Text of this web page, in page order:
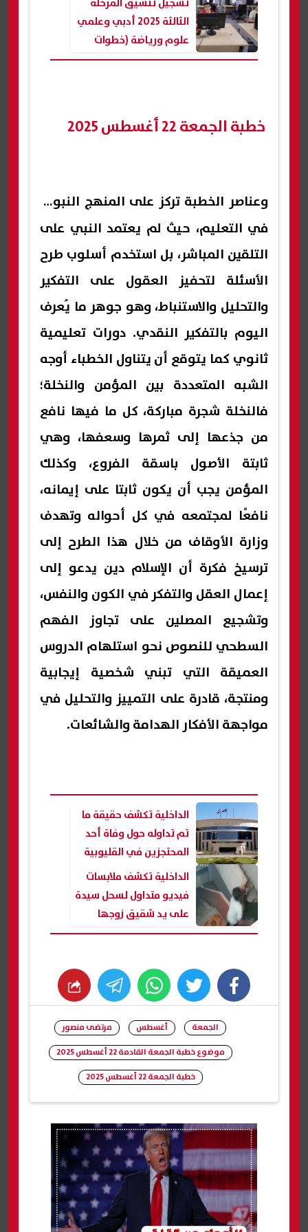
الثالثة 2025 أدبي وعلمي
علوم ورياضة (خطوات
التقديم)
خطبة الجمعة 22 أغسطس 2025
وعناصر الخطبة تركز على المنهج النبوي
في التعليم، حيث لم يعتمد النبي على
التلقين المباشر، بل استخدم أسلوب طرح
الأسئلة لتحفيز العقول على التفكير
والتحليل والاستنباط، وهو جوهر ما يُعرف
اليوم بالتفكير النقدي. دورات تعليمية
ثانوي كما يتوقع أن يتناول الخطباء أوجه
الشبه المتعددة بين المؤمن والنخلة؛
فالنخلة شجرة مباركة، كل ما فيها نافع
من جذعها إلى ثمرها وسعفها، وهي
ثابتة الأصول باسقة الفروع، وكذلك
المؤمن يجب أن يكون ثابتا على إيمانه،
نافعًا لمجتمعه في كل أحواله وتهدف
وزارة الأوقاف من خلال هذا الطرح إلى
ترسيخ فكرة أن الإسلام دين يدعو إلى
إعمال العقل والتفكر في الكون والنفس،
وتشجيع المصلين على تجاوز الفهم
السطحي للنصوص نحو استلهام الدروس
العميقة التي تبني شخصية إيجابية
ومنتجة، قادرة على التمييز والتحليل في
مواجهة الأفكار الهدامة والشائعات.
الداخلية تكشف حقيقة ما
تم تداوله حول وفاة أحد
المحتجزين في القليوبية
الداخلية تكشف ملابسات
فيديو متداول لسحل سيدة
على يد شقيق زوجها
بالشرقية
facebook
twitter
whats
الجمعة أغسطس
مرتضى منصور
موضوع خطبة الجمعة القادمة 22 أغسطس 2025
خطبة الجمعة 22 أغسطس 2025